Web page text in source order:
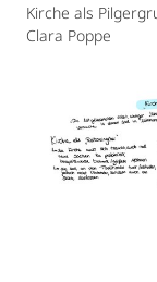
Kirche als
Clara Poppe